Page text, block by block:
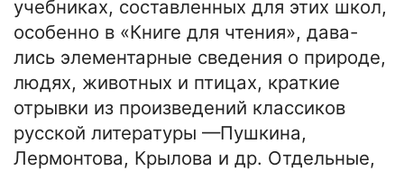
учебниках, составленных для этих школ,
особенно в «Книге для чтения», дава-
лись элементарные сведения о природе,
людях, животных и птицах, краткие
отрывки из произведений классиков
русской литературы —Пушкина,
Лермонтова, Крылова и др. Отдельные,